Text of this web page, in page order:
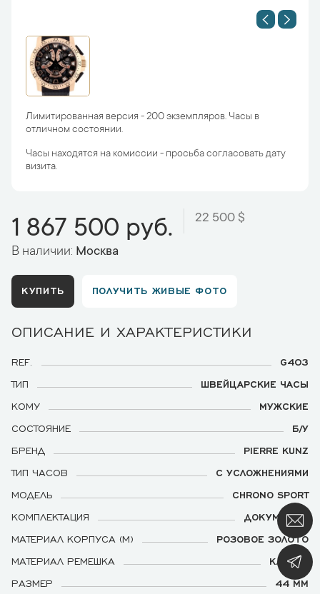
Лимитированная версия - 200 экземпляров. Часы в
отличном состоянии.
Часы находятся на комиссии - просьба согласовать дату
визита.
1 867 500 руб. 22 500 $
В наличии: Москва
КУПИТЬ ПОЛУЧИТЬ ЖИВЫЕ ФОТО
ОПИСАНИЕ И ХАРАКТЕРИСТИКИ
REF.
G403
ТИП
ШВЕЙЦАРСКИЕ ЧАСЫ
КОМУ
МУЖСКИЕ
СОСТОЯНИЕ
Б/У
БРЕНД
PIERRE KUNZ
ТИП ЧАСОВ
С УСЛОЖНЕНИЯМИ
МОДЕЛЬ
CHRONO SPORT
КОМПЛЕКТАЦИЯ
ДОКУМЕНТЫ
МАТЕРИАЛ КОРПУСА (М)
РОЗОВОЕ ЗОЛОТО
МАТЕРИАЛ РЕМЕШКА
КАУЧУК
РАЗМЕР
44 ММ